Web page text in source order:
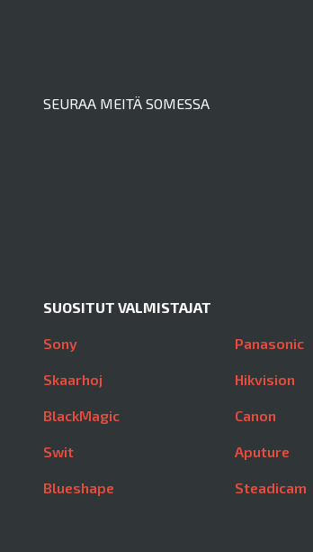
SEURAA MEITÄ SOMESSA
SUOSITUT VALMISTAJAT
Sony
Skaarhoj
BlackMagic
Swit
Blueshape
Panasonic
Hikvision
Canon
Aputure
Steadicam